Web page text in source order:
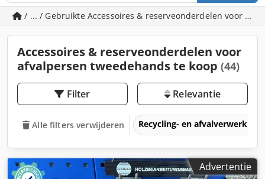
/ ... / Gebruikte Accessoires & reserveonderdelen voor
Accessoires & reserveonderdelen voor
afvalpersen tweedehands te koop (44)
Filter Relevantie
Alle filters verwijderen Recycling- en
Advertentie